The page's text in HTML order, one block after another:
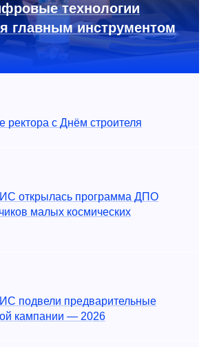
технологии
главным инструментом
ректора с Днём строителя
открылась программа ДПО
малых космических
подвели предварительные
кампании — 2026